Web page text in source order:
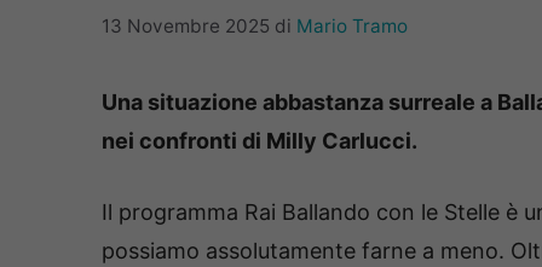
13 Novembre 2025 di Mario Tramo
Una situazione abbastanza surreale a
nei confronti di Milly Carlucci.
Il programma Rai Ballando con le Stelle è
possiamo assolutamente farne a meno.